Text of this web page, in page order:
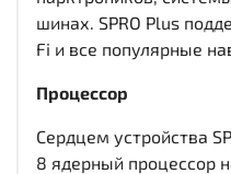
шинах. SPRO Plus
Fi и все популярные
Процессор
Сердцем устройства
8 ядерный процессор